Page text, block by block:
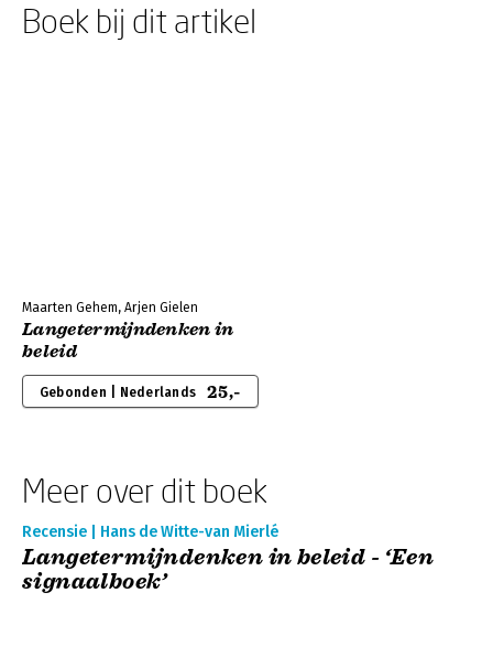
Boek bij dit artikel
Maarten Gehem, Arjen Gielen
Langetermijndenken in
beleid
Gebonden | Nederlands 25,-
Meer over dit boek
Recensie | Hans de Witte-van Mierlé
Langetermijndenken in beleid - ‘Een
signaalboek’